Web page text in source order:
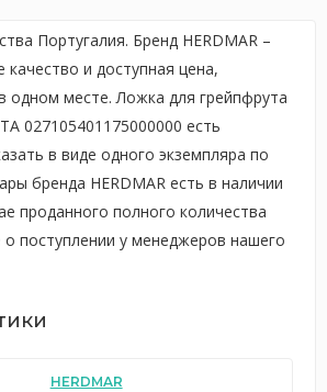
Португалия. Бренд HERDMAR –
качество и доступная цена,
одном месте. Ложка для грейпфрута
027105401175000000 есть
в виде одного экземпляра по
бренда HERDMAR есть в наличии
проданного полного количества
о поступлении у менеджеров нашего
HERDMAR